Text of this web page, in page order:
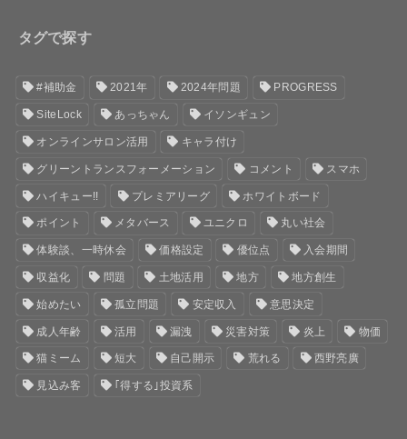
タグで探す
#補助金 2021年 2024年問題 PROGRESS
SiteLock あっちゃん イソンギュン
オンラインサロン活用 キャラ付け
グリーントランスフォーメーション コメント スマホ
ハイキュー!! プレミアリーグ ホワイトボード
ポイント メタバース ユニクロ 丸い社会
体験談、一時休会 価格設定 優位点 入会期間
収益化 問題 土地活用 地方 地方創生
始めたい 孤立問題 安定収入 意思決定
成人年齢 活用 漏洩 災害対策 炎上 物価
猫ミーム 短大 自己開示 荒れる 西野亮廣
見込み客 ｢得する｣投資系